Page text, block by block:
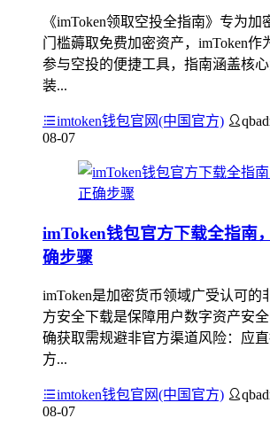
《imToken领取空投全指南》专为
门槛薅取免费加密资产，imToken作
参与空投的便捷工具，指南涵盖核
装...
imtoken钱包官网(中国官方)
08-07
imToken钱包官方下载全指南
确步骤
imToken是加密货币领域广受认可的
方安全下载是保障用户数字资产安
确获取需规避非官方渠道风险：应
方...
imtoken钱包官网(中国官方)
08-07